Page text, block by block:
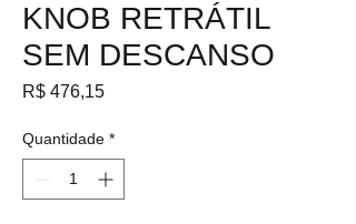
KNOB RETRÁTIL
SEM DESCANSO
R$ 476,15Preço
Quantidade *